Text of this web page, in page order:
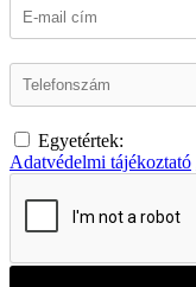
Egyetértek:
Adatvédelmi tájékoztató